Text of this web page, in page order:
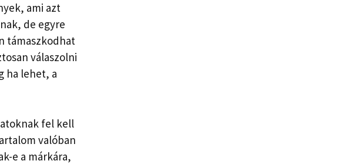
ami azt
de egyre
támaszkodhat
válaszolni
ha lehet, a
fel kell
valóban
e a márkára,